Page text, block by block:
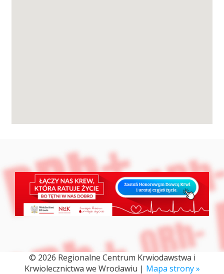
© 2026 Regionalne Centrum Krwiodawstwa i
Krwiolecznictwa we Wrocławiu | Mapa strony »